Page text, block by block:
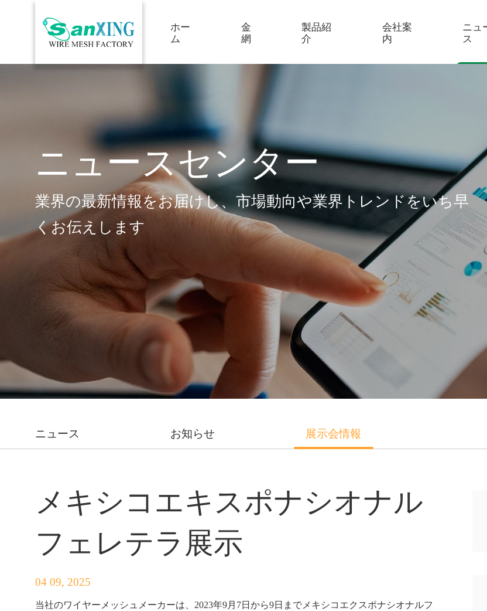
ホー
ム
金
網
製品紹
介
会社案
内
ニュ
ス
ニュースセンター
業界の最新情報をお届けし、市場動向や業界トレンドをいち早
くお伝えします
ニュース お知らせ 展示会情報
メキシコエキスポナシオナル
フェレテラ展示
04 09, 2025
当社のワイヤーメッシュメーカーは、2023年9月7日から9日までメキシコエクスポナシオナルフ